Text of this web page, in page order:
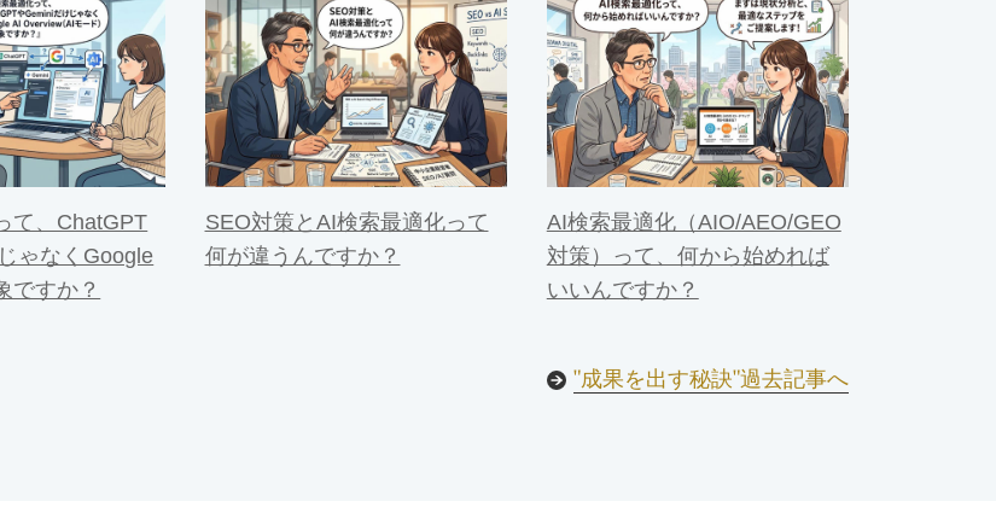
て、ChatGPT
ゃなくGoogle
ですか？
SEO対策とAI検索最適化って
何が違うんですか？
AI検索最適化（AIO/AEO/GEO
対策）って、何から始めれば
いいんですか？
"成果を出す秘訣"過去記事へ